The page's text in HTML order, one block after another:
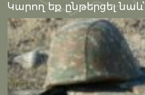
Կարող եք ընթերցել նաև՝